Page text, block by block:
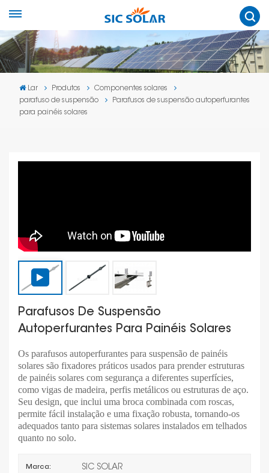
Lar Produtos
Componentes solares
parafuso de suspensão
Parafusos de suspensão autoperfurantes
para painéis solares
Parafusos De Suspensão
Autoperfurantes Para Painéis Solares
Os parafusos autoperfurantes para suspensão de painéis
solares são fixadores práticos usados para prender estruturas
de painéis solares com segurança a diferentes superfícies,
como vigas de madeira, perfis metálicos ou estruturas de aço.
Seu design, que inclui uma broca combinada com roscas,
permite fácil instalação e uma fixação robusta, tornando-os
adequados tanto para sistemas solares instalados em telhados
quanto no solo.
Marca: SIC SOLAR